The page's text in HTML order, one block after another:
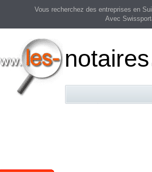
Vous recherchez des entreprises en
Avec
notaires